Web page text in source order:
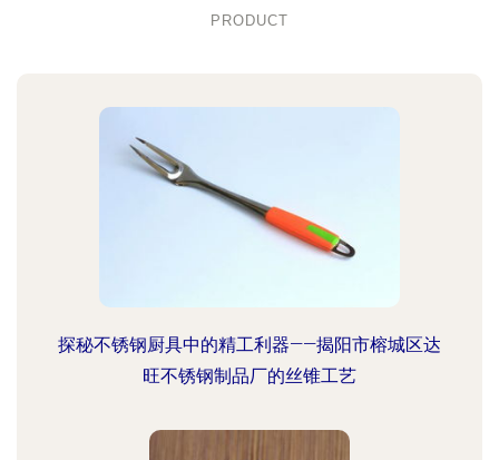
PRODUCT
探秘不锈钢厨具中的精工利器——揭阳市榕城区达
旺不锈钢制品厂的丝锥工艺